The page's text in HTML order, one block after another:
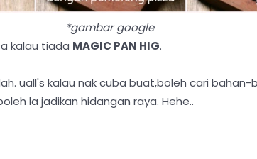
*gambar google
kalau tiada MAGIC PAN HIG.
uall's kalau nak cuba buat,boleh cari
la jadikan hidangan raya. Hehe..